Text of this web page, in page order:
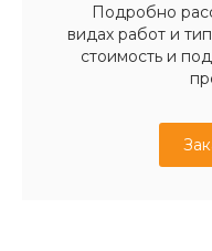
Подробно
видах работ и
стоимость и